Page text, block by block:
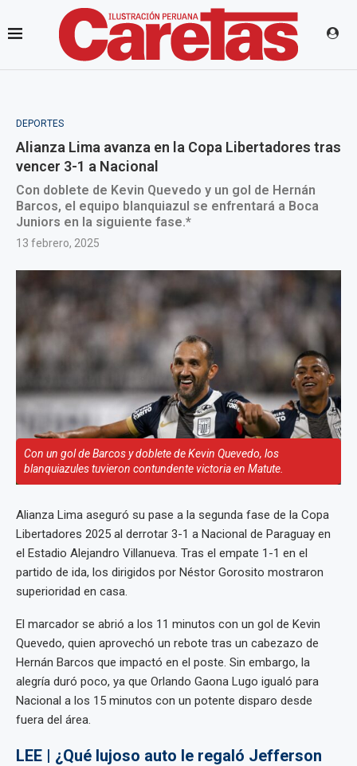
DEPORTES
Alianza Lima avanza en la Copa Libertadores tras
vencer 3-1 a Nacional
Con doblete de Kevin Quevedo y un gol de Hernán
Barcos, el equipo blanquiazul se enfrentará a Boca
Juniors en la siguiente fase.*
13 febrero, 2025
Con un gol de Barcos y doblete de Kevin Quevedo, los
blanquiazules tuvieron contundente victoria en Matute.
Alianza Lima aseguró su pase a la segunda fase de la Copa
Libertadores 2025 al derrotar 3-1 a Nacional de Paraguay en
el Estadio Alejandro Villanueva. Tras el empate 1-1 en el
partido de ida, los dirigidos por Néstor Gorosito mostraron
superioridad en casa.
El marcador se abrió a los 11 minutos con un gol de Kevin
Quevedo, quien aprovechó un rebote tras un cabezazo de
Hernán Barcos que impactó en el poste. Sin embargo, la
alegría duró poco, ya que Orlando Gaona Lugo igualó para
Nacional a los 15 minutos con un potente disparo desde
fuera del área.
LEE | ¿Qué lujoso auto le regaló Jefferson